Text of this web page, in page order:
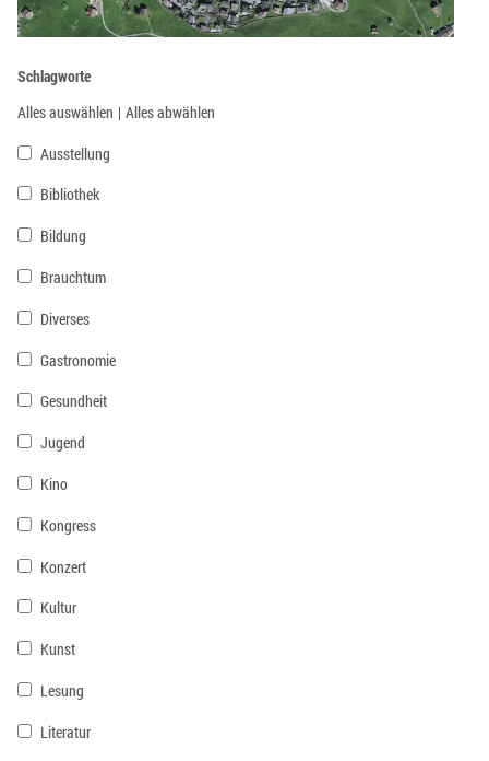
Schlagworte
Alles auswählen | Alles abwählen
Ausstellung
Bibliothek
Bildung
Brauchtum
Diverses
Gastronomie
Gesundheit
Jugend
Kino
Kongress
Konzert
Kultur
Kunst
Lesung
Literatur